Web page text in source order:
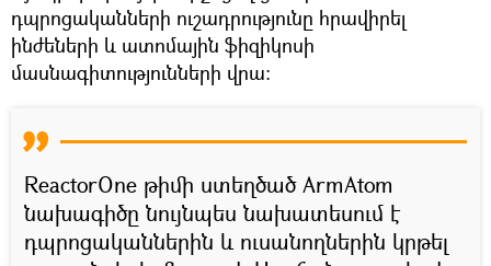
դպրոցականների ուշադրությունը հրավիրել
ինժեների և ատոմային ֆիզիկոսի
մասնագիտությունների վրա։
ReactorOne թիմի ստեղծած ArmAtom
նախագիծը նույնպես նախատեսում է
դպրոցականներին և ուսանողներին կրթել